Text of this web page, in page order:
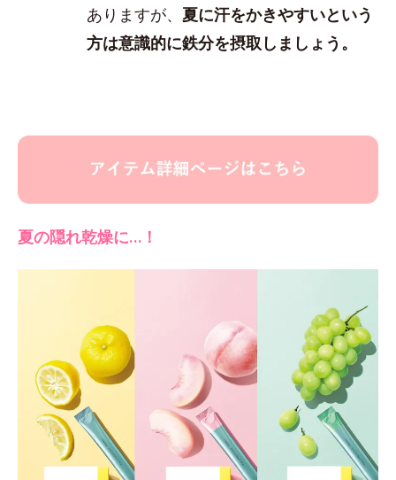
ありますが、 夏に汗をかきやすいという
方は意識的に鉄分を摂取しましょう。
夏の隠れ乾燥に…！